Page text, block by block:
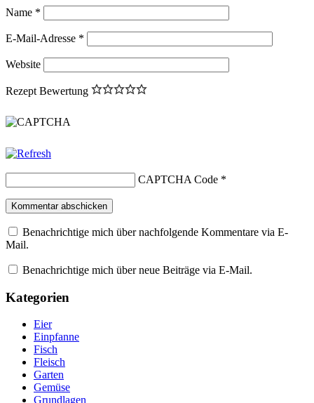
Name *
E-Mail-Adresse *
Website
Rezept Bewertung
CAPTCHA Code *
Benachrichtige mich über nachfolgende Kommentare via E-
Mail.
Benachrichtige mich über neue Beiträge via E-Mail.
Kategorien
Eier
Einpfanne
Fisch
Fleisch
Garten
Gemüse
Grundlagen